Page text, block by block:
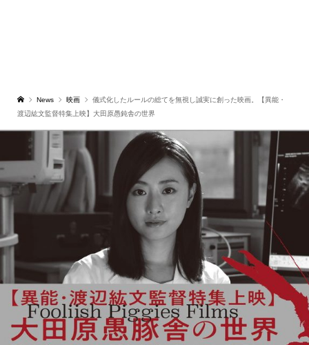
News 映画
儀式化したルールの総てを無視し誠実に創った映画。【異能・
渡辺紘文監督特集上映】大田原愚鈍舎の世界